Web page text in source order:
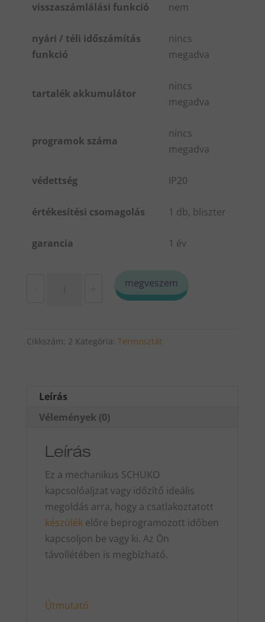
visszaszámlálási funkció nem
nyári / téli időszámítás
funkció
nincs
megadva
tartalék akkumulátor
nincs
megadva
programok száma
nincs
megadva
védettség IP20
értékesítési csomagolás 1 db, bliszter
garancia 1 év
megveszem
Cikkszám: 2 Kategória: Termosztát
Leírás
Vélemények (0)
Leírás
Ez a mechanikus SCHUKO
kapcsolóaljzat vagy időzítő ideális
megoldás arra, hogy a csatlakoztatott
készülékelőre beprogramozott időben
kapcsoljon be vagy ki. Az Ön
távollétében is megbízható.
Útmutató